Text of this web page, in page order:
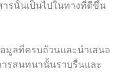
ารนั้นเป็นไปในทางที่ดีขึ้น
มูลที่ครบถ้วนและนำเสนอ
ารสนทนานั้นราบรื่นและ